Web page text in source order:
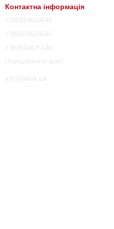
Контактна інформація
+380684624646
+380934624646
+380504625146
Передзвонити вам?
info@wilno.ua